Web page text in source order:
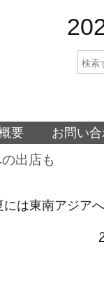
要 お問い
出店も
は東南アジア